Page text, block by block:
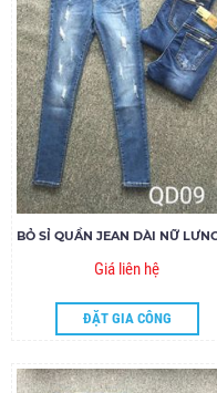
Giá liên hệ
ĐẶT GIA CÔNG